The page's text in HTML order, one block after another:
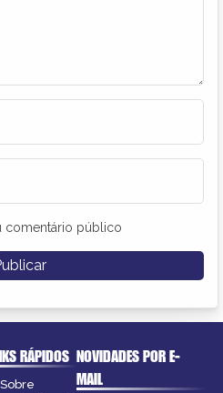
comentário público
RÁPIDOS
Sobre
NOVIDADES POR E-
MAIL